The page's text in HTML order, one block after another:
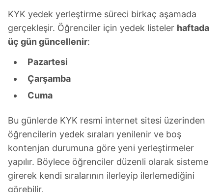
KYK yedek yerleştirme süreci birkaç aşamada
gerçekleşir. Öğrenciler için yedek listeler haftada
üç gün güncellenir:
Pazartesi
Çarşamba
Cuma
Bu günlerde KYK resmi internet sitesi üzerinden
öğrencilerin yedek sıraları yenilenir ve boş
kontenjan durumuna göre yeni yerleştirmeler
yapılır. Böylece öğrenciler düzenli olarak sisteme
girerek kendi sıralarının ilerleyip ilerlemediğini
görebilir.